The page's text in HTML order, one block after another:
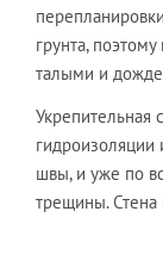
грунта,
талыми и
Укрепительная
гидроизоляции
швы, и уже по
трещины. Стена